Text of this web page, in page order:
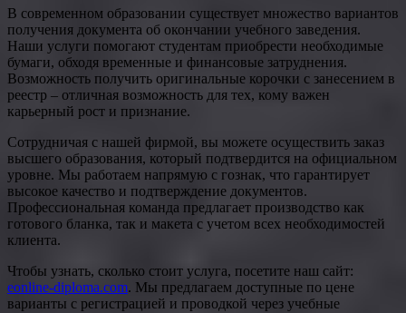
В современном образовании существует множество вариантов
получения документа об окончании учебного заведения.
Наши услуги помогают студентам приобрести необходимые
бумаги, обходя временные и финансовые затруднения.
Возможность получить оригинальные корочки с занесением в
реестр – отличная возможность для тех, кому важен
карьерный рост и признание.
Сотрудничая с нашей фирмой, вы можете осуществить заказ
высшего образования, который подтвердится на официальном
уровне. Мы работаем напрямую с гознак, что гарантирует
высокое качество и подтверждение документов.
Профессиональная команда предлагает производство как
готового бланка, так и макета с учетом всех необходимостей
клиента.
Чтобы узнать, сколько стоит услуга, посетите наш сайт:
eonline-diploma.com. Мы предлагаем доступные по цене
варианты с регистрацией и проводкой через учебные